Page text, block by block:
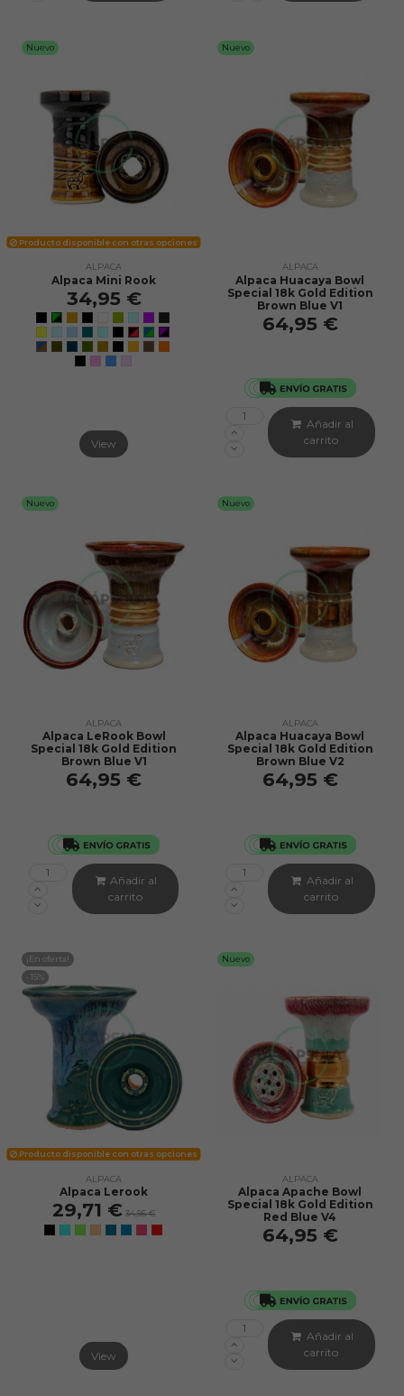
Nuevo
Producto disponible con otras opciones
ALPACA
Alpaca Mini Rook
34,95 €
View
Nuevo
ALPACA
Alpaca Huacaya Bowl
Special 18k Gold Edition
Brown Blue V1
64,95 €
Añadir al
carrito
Nuevo
ALPACA
Alpaca LeRook Bowl
Special 18k Gold Edition
Brown Blue V1
64,95 €
Añadir al
carrito
Nuevo
ALPACA
Alpaca Huacaya Bowl
Special 18k Gold Edition
Brown Blue V2
64,95 €
Añadir al
carrito
¡En oferta!
-15%
Producto disponible con otras opciones
ALPACA
Alpaca Lerook
29,71 € 34,95 €
View
Nuevo
ALPACA
Alpaca Apache Bowl
Special 18k Gold Edition
Red Blue V4
64,95 €
Añadir al
carrito